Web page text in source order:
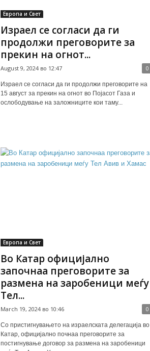
Европа и Свет
Израел се согласи да ги
продолжи преговорите за
прекин на огнот...
August 9, 2024 во 12:47 0
Израел се согласи да ги продолжи преговорите на
15 август за прекин на огнот во Појасот Газа и
ослободување на заложниците кои таму...
Европа и Свет
Во Катар официјално
започнаа преговорите за
размена на заробеници меѓу
Тел...
March 19, 2024 во 10:46 0
Со пристигнувањето на израелската делегација во
Катар, официјално почнаа преговорите за
постигнување договор за размена на заробеници